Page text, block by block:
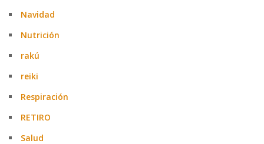
Navidad
Nutrición
rakú
reiki
Respiración
RETIRO
Salud